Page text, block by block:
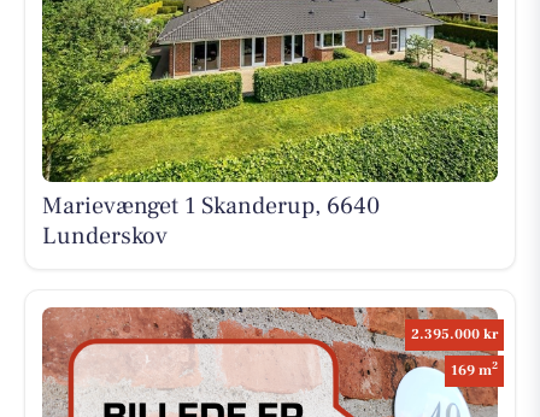
Marievænget 1 Skanderup, 6640
Lunderskov
2.395.000 kr
169 m2